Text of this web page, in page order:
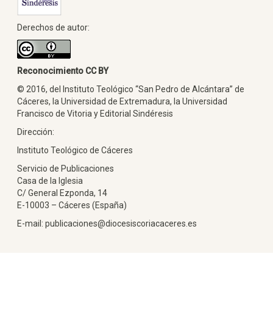
Derechos de autor:
Reconocimiento CC BY
© 2016, del Instituto Teológico “San Pedro de Alcántara” de
Cáceres, la Universidad de Extremadura, la Universidad
Francisco de Vitoria y Editorial Sindéresis
Dirección:
Instituto Teológico de Cáceres
Servicio de Publicaciones
Casa de la Iglesia
C/ General Ezponda, 14
E-10003 – Cáceres (España)
E-mail: publicaciones@diocesiscoriacaceres.es